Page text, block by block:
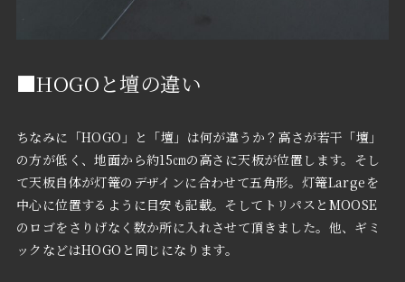
■HOGOと壇の違い
ちなみに「HOGO」と「壇」は何が違うか？高さが若干「壇」
の方が低く、地面から約15㎝の高さに天板が位置します。そし
て天板自体が灯篭のデザインに合わせて五角形。灯篭Largeを
中心に位置するように目安も記載。そしてトリパスとMOOSE
のロゴをさりげなく数か所に入れさせて頂きました。他、ギミ
ックなどはHOGOと同じになります。